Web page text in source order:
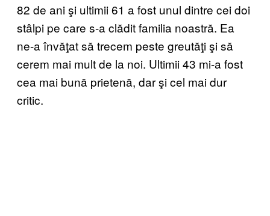
82 de ani şi ultimii 61 a fost unul dintre cei doi
stâlpi pe care s-a clădit familia noastră. Ea
ne-a învăţat să trecem peste greutăţi şi să
cerem mai mult de la noi. Ultimii 43 mi-a fost
cea mai bună prietenă, dar şi cel mai dur
critic.